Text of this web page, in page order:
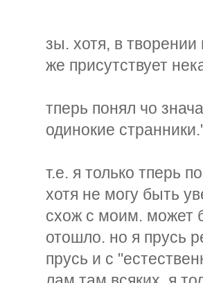
зы. хотя, в
же присутствует
тперь понял чо
одинокие
т.е. я только тперь
хотя не могу быть
схож с моим. может
отошло. но я прусь
прусь и с